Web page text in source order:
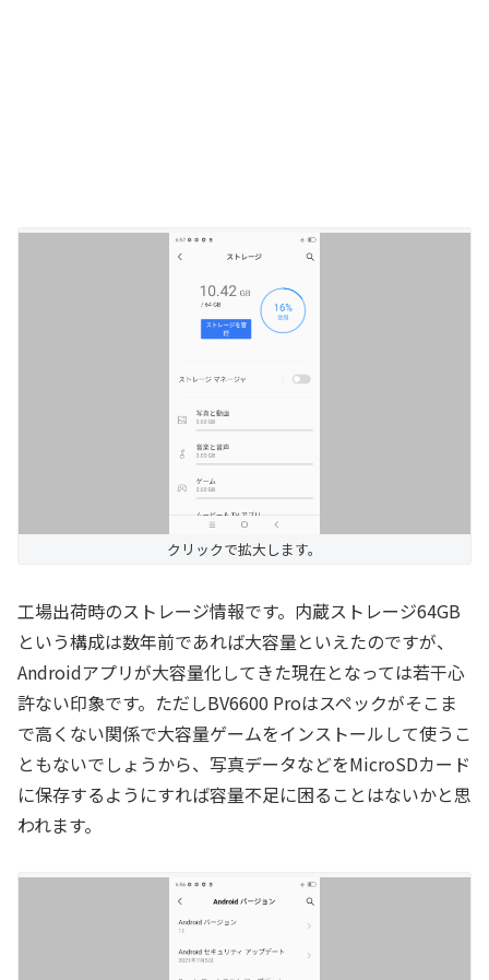
クリックで拡大します。
工場出荷時のストレージ情報です。内蔵ストレージ64GB
という構成は数年前であれば大容量といえたのですが、
Androidアプリが大容量化してきた現在となっては若干心
許ない印象です。ただしBV6600 Proはスペックがそこま
で高くない関係で大容量ゲームをインストールして使うこ
ともないでしょうから、写真データなどをMicroSDカード
に保存するようにすれば容量不足に困ることはないかと思
われます。